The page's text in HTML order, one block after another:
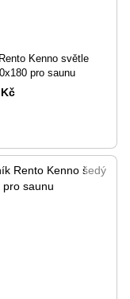
Kenno světle
pro saunu